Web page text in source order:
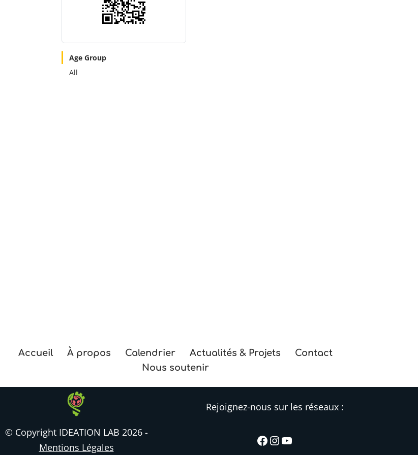
Age Group
All
Accueil À propos Calendrier Actualités & Projets
Contact
Nous soutenir
© Copyright IDEATION LAB 2026 -
Mentions Légales
Rejoignez-nous sur les réseaux :